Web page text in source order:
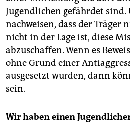
Jugendlichen gefährdet sind.
nachweisen, dass der Träger
nicht in der Lage ist, diese
abzuschaffen. Wenn es
ohne Grund einer
ausgesetzt wurden, dann
sein.
Wir haben einen